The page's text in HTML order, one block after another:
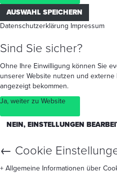
AUSWAHL SPEICHERN
Datenschutzerklärung Impressum
Sind Sie sicher?
Ohne Ihre Einwilligung können Sie
unserer Website nutzen und
angezeigt bekommen.
Ja, weiter zu Website
NEIN, EINSTELLUNGEN
← Cookie
+ Allgemeine Informationen über